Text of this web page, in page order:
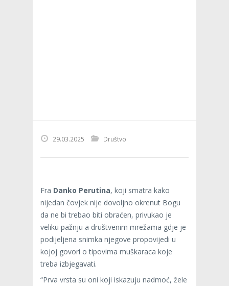
29.03.2025 Društvo
Fra Danko Perutina, koji smatra kako
nijedan čovjek nije dovoljno okrenut Bogu
da ne bi trebao biti obraćen, privukao je
veliku pažnju a društvenim mrežama gdje je
podijeljena snimka njegove propovijedi u
kojoj govori o tipovima muškaraca koje
treba izbjegavati.
“Prva vrsta su oni koji iskazuju nadmoć, žele